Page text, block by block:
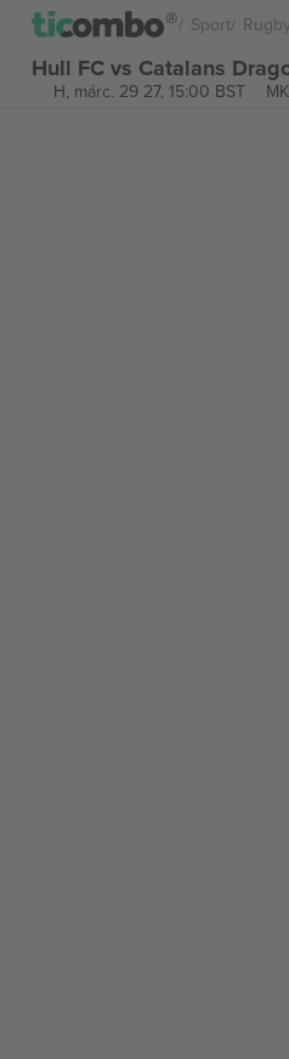
Sport Rugby
Hull FC vs Catalans
H, márc. 29 27, 15:00 BST